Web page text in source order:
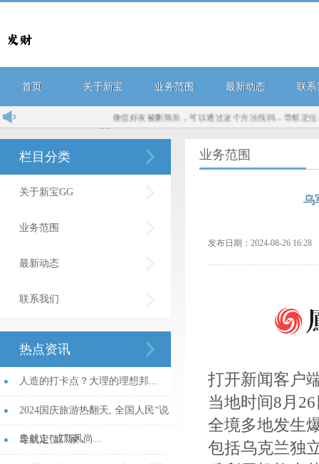
首页 关于新宝
GG
业务范围 最新动态 联系
微信好友被删除后，可以通过这个方法找回... 导航定位厂
栏目分类
关于新宝GG
业务范围
最新动态
联系我们
热点资讯
人造的打卡点？大理的理想邦...
2024国庆旅游热翻天, 全国人民“说
走就走”成新风尚...
导航定位厂家...
业务范围
乌
发布日期：2024-08-26
打开新闻客户
当地时间8月
全境多地发生
包括乌克兰独